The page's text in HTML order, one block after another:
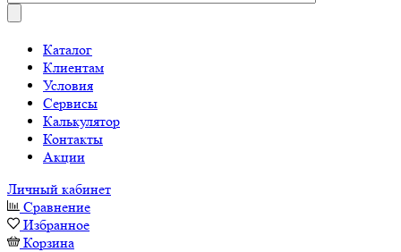
Каталог
Клиентам
Условия
Сервисы
Калькулятор
Контакты
Акции
Личный кабинет
Сравнение
Избранное
Корзина